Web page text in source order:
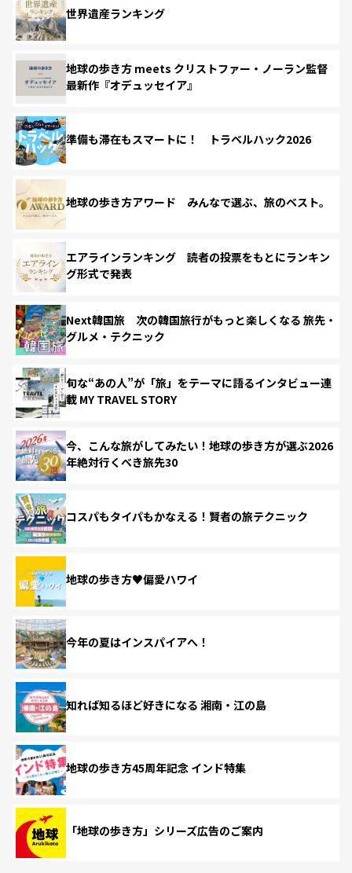
世界遺産ランキング
地球の歩き方 meets クリストファー・ノーラン監督
最新作『オデュッセイア』
準備も滞在もスマートに！ トラベルハック2026
地球の歩き方アワード みんなで選ぶ、旅のベスト。
エアラインランキング 読者の投票をもとにランキン
グ形式で発表
Next韓国旅 次の韓国旅行がもっと楽しくなる 旅先・
グルメ・テクニック
旬な“あの人”が「旅」をテーマに語るインタビュー連
載 MY TRAVEL STORY
今、こんな旅がしてみたい！地球の歩き方が選ぶ2026
年絶対行くべき旅先30
コスパもタイパもかなえる！賢者の旅テクニック
地球の歩き方♥偏愛ハワイ
今年の夏はインスパイアへ！
知れば知るほど好きになる 湘南・江の島
地球の歩き方45周年記念 インド特集
「地球の歩き方」シリーズ広告のご案内